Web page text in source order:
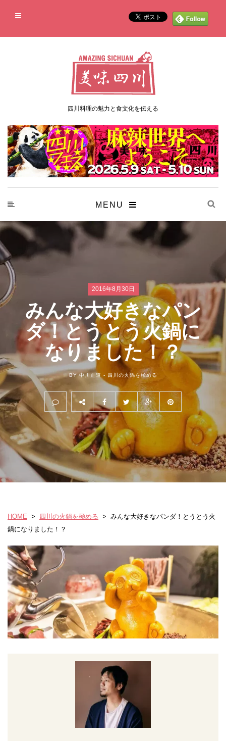
四川料理の魅力と食文化を伝える
MENU
2016年8月30日
みんな大好きなパン
ダ！とうとう火鍋に
なりました！？
BY 中川正道 - 四川の火鍋を極める
HOME > 四川の火鍋を極める > みんな大好きなパンダ！とうとう火
鍋になりました！？